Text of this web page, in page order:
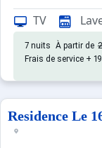
Appartement de
TV
7 nuits À partir de
Frais de service +
Residence Le